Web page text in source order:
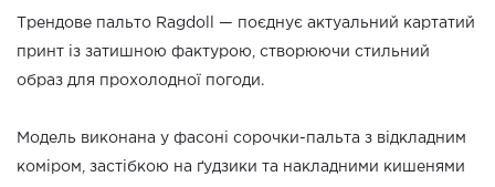
Трендове пальто Ragdoll — поєднує актуальний картатий
принт із затишною фактурою, створюючи стильний
образ для прохолодної погоди.
Модель виконана у фасоні сорочки-пальта з відкладним
коміром, застібкою на ґудзики та накладними кишенями